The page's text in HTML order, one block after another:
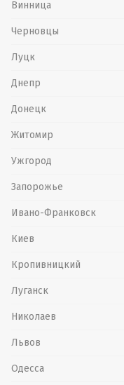
Винница
Черновцы
Луцк
Днепр
Донецк
Житомир
Ужгород
Запорожье
Ивано-Франковск
Киев
Кропивницкий
Луганск
Николаев
Львов
Одесса